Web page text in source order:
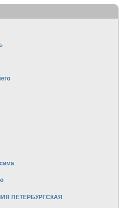
ПЕТЕРБУРГСКАЯ